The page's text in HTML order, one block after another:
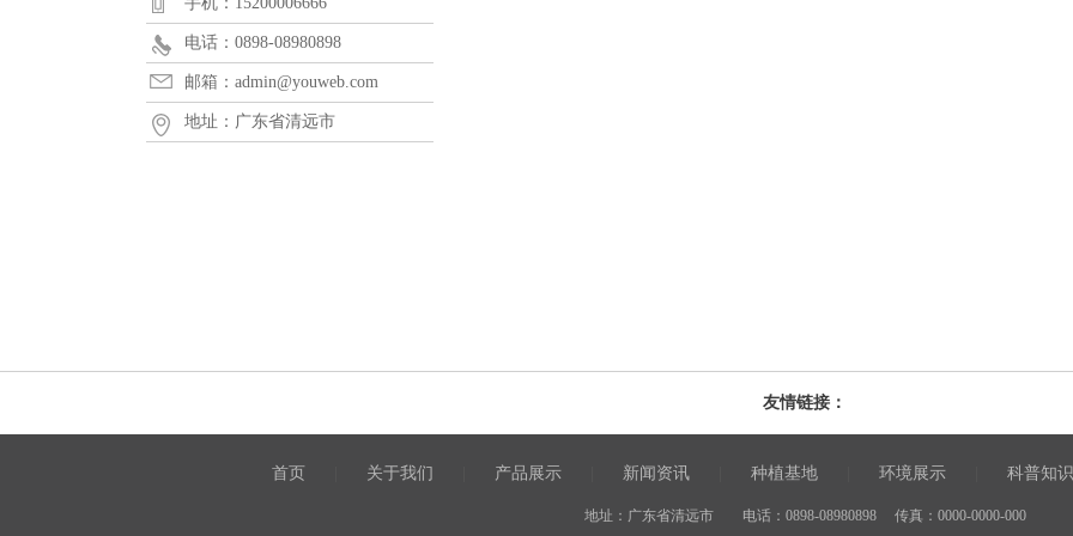
电话：0898-08980898
邮箱：admin@youweb.com
地址：广东省清远市
友情链接：
首页 关于我们 产品展示 新闻资讯 种植基地 环境展示 科普知识
地址：广东省清远市 电话：0898-08980898 传真：0000-0000-000